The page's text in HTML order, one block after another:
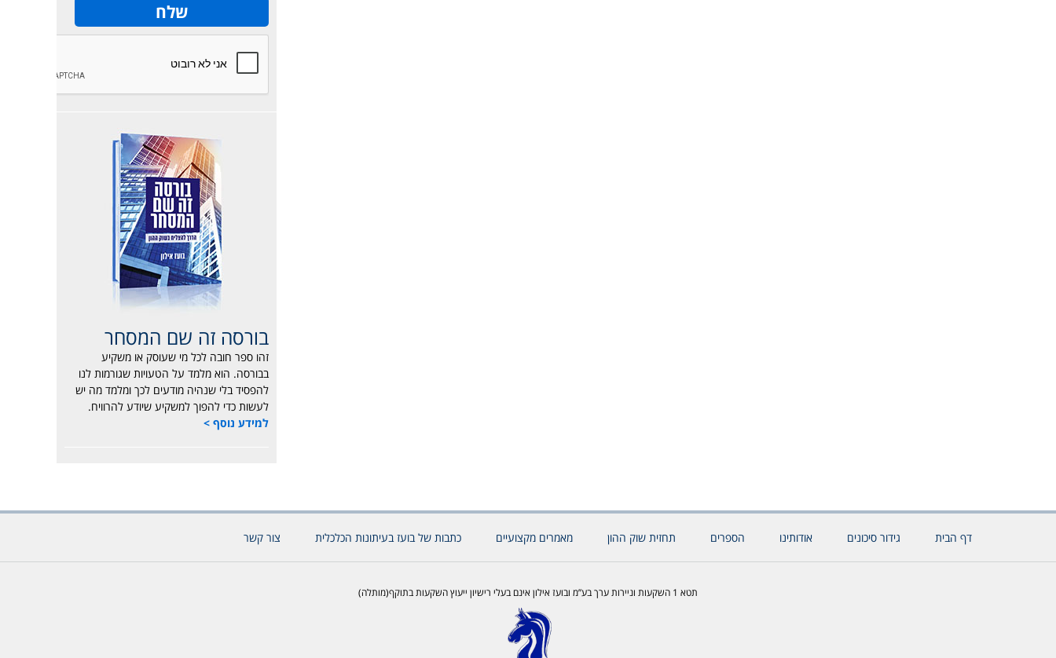
בורסה זה שם המסחר
זהו ספר חובה לכל מי שעוסק או משקיע
בבורסה. הוא מלמד על הטעויות שגורמות לנו
להפסיד בלי שנהיה מודעים לכך ומלמד מה יש
לעשות כדי להפוך למשקיע שיודע להרוויח.
למידע נוסף >
דף הבית גידור סיכונים אודותינו הספרים תחזית שוק ההון מאמרים מקצועיים כתבות של בועז בעיתונות הכלכלית צור קשר
תטא 1 השקעות וניירות ערך בע”מ ובועז אילון אינם בעלי רישיון ייעוץ השקעות בתוקף(מותלה)